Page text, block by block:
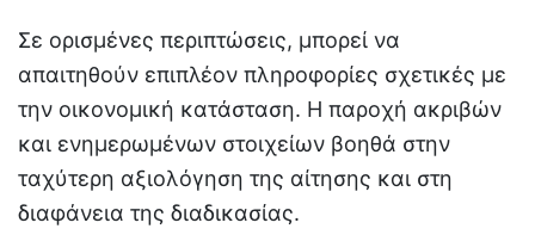
Σε ορισμένες περιπτώσεις, μπορεί να
απαιτηθούν επιπλέον πληροφορίες σχετικές με
την οικονομική κατάσταση. Η παροχή ακριβών
και ενημερωμένων στοιχείων βοηθά στην
ταχύτερη αξιολόγηση της αίτησης και στη
διαφάνεια της διαδικασίας.